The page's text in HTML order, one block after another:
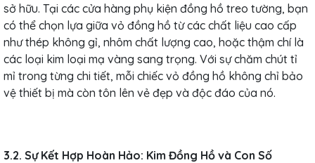
sở hữu. Tại các cửa hàng phụ kiện đồng hồ treo tường, bạn
có thể chọn lựa giữa vỏ đồng hồ từ các chất liệu cao cấp
như thép không gỉ, nhôm chất lượng cao, hoặc thậm chí là
các loại kim loại mạ vàng sang trọng. Với sự chăm chút tỉ
mỉ trong từng chi tiết, mỗi chiếc vỏ đồng hồ không chỉ bảo
vệ thiết bị mà còn tôn lên vẻ đẹp và độc đáo của nó.
3.2. Sự Kết Hợp Hoàn Hảo: Kim Đồng Hồ và Con Số